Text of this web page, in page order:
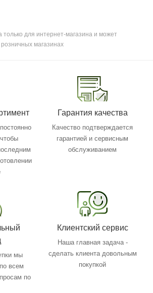
только для интернет-магазина и может
магазинах
Гарантия качества
Качество подтверждается
гарантией и сервисным
обслуживанием
мы
всем
по
Клиентский сервис
Наша главная задача -
сделать клиента довольным
покупкой